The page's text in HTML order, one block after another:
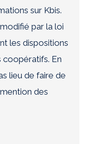
sur Kbis.
par la loi
les dispositions
coopératifs. En
lieu de faire de
des